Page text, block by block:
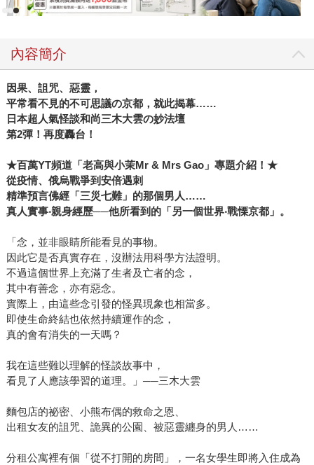
內容簡介
因果、詛咒、惡靈，
平常看不見的不可思議の京都，就此揭幕……
日本超人氣怪談和尚三木大雲の妙法壇
第2彈！再度轟台！
★百萬YT頻道「老高與小茉Mr & Mrs Gao」專題介紹！ ★
從疫情、俄烏戰爭到安倍遇刺
精準預言佛經「三災七難」的那個男人……
真人實事‧親身經歷──他所看到的「另一個世界‧戰慄京都」。
「念，並非眼睛所能看見的事物。
因此它是否真實存在，沒辦法用科學方法證明。
不過這個世界上充滿了生者及亡者的念，
其中有善念，亦有惡念。
實際上，由這些念引發的怪異現象也相當多。
即使生命終結也依然持續運作的念，
真的會有消失的一天嗎？
我在這些難以理解的怪談故事中，
看見了人應該學習的道理。」──三木大雲
麵包店的祕密、小熊布偶的救命之恩、
出租女友的詛咒、詭異的公園、被惡靈纏身的男人……
分租公寓裡有個「從不打開的房間」，一名女學生即將入住成為